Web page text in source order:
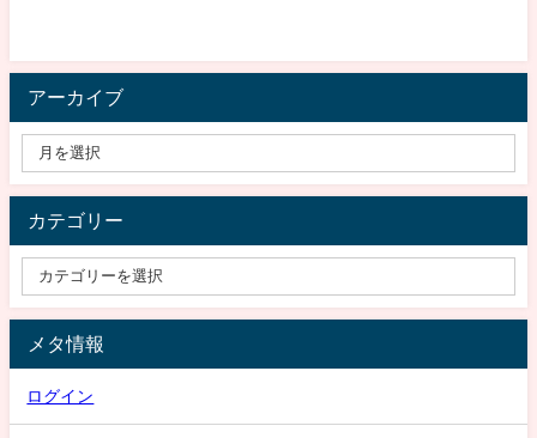
アーカイブ
カテゴリー
メタ情報
ログイン